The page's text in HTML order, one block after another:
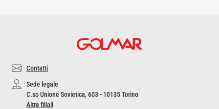
Contatti
Sede legale
C.so Unione Sovietica, 603 - 10135 Torino
Altre filiali